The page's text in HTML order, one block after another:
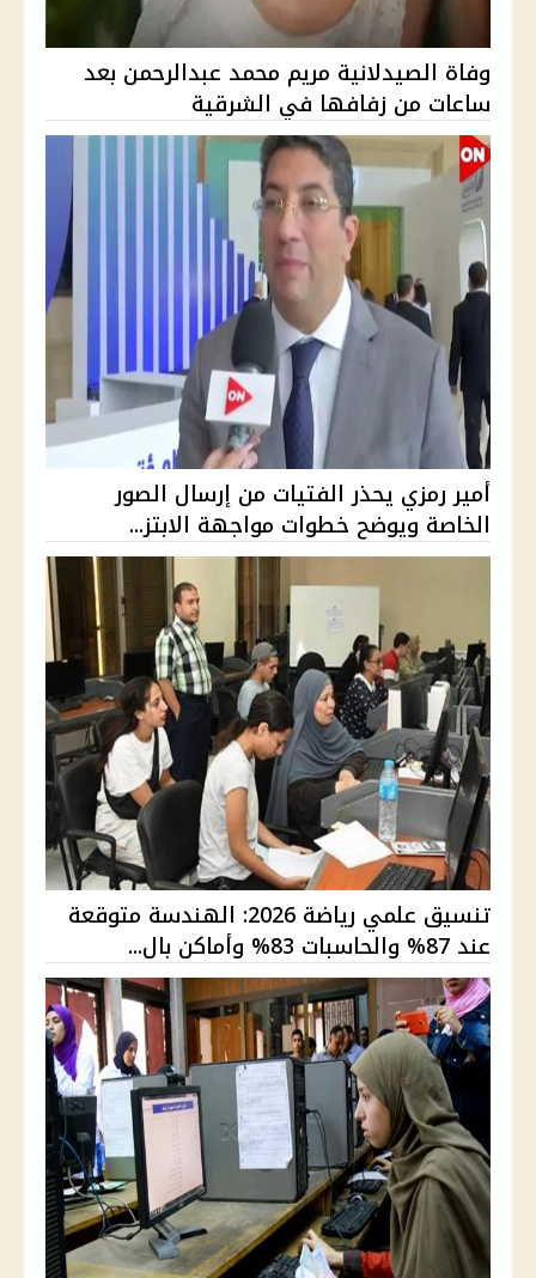
وفاة الصيدلانية مريم محمد عبدالرحمن بعد
ساعات من زفافها في الشرقية
أمير رمزي يحذر الفتيات من إرسال الصور
الخاصة ويوضح خطوات مواجهة الابتز...
تنسيق علمي رياضة 2026: الهندسة متوقعة
عند 87% والحاسبات 83% وأماكن بال...